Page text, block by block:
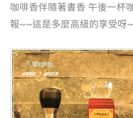
咖啡香伴隨著書香 午後一杯
報~~這是多麼高級的享受呀